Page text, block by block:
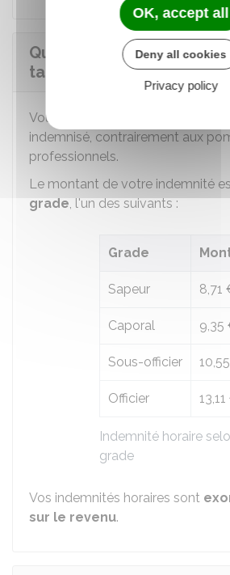
Quelle est
tant que sapeur-
Vous n'êtes pas rémunéré, mais
indemnisé, contrairement aux
professionnels.
Le montant de votre indemnité
grade, l'un des suivants :
Indemnité horaire
grade
Grade
Sapeur 8,71
Caporal 9,35
Sous-officier
Officier
Vos indemnités horaires sont
sur le revenu.
OK, accept all
Deny all cookies
Privacy policy